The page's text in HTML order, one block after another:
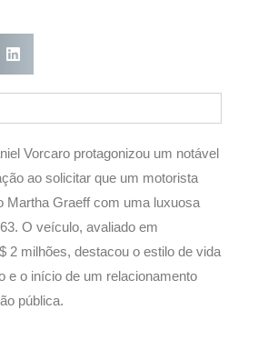
Vorcaro protagonizou um notável
ao solicitar que um motorista
Martha Graeff com uma luxuosa
O veículo, avaliado em
2 milhões, destacou o estilo de vida
e o início de um relacionamento
pública.